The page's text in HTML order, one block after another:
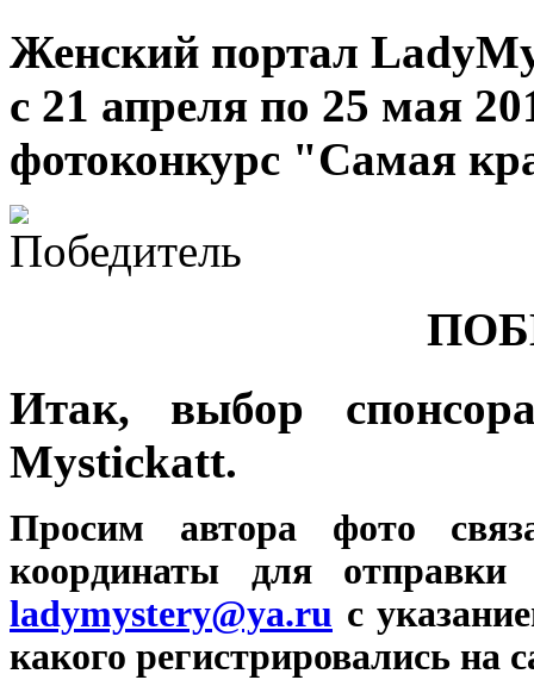
Женский портал
с 21 апреля по 25 мая
фотоконкурс "Самая
Итак, выбор
Mystickatt.
Просим автора фото
координаты для
ladymystery@ya.ru c
какого регистрировались на